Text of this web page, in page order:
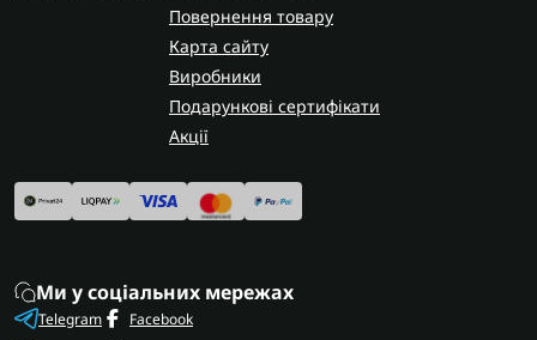
Повернення товару
Карта сайту
Виробники
Подарункові сертифікати
Акції
Ми у соціальних мережах
Telegram
Facebook